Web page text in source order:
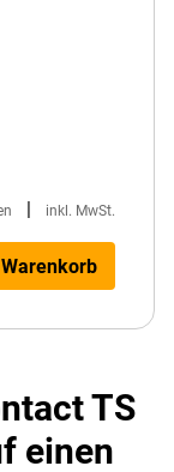
| inkl. MwSt.
TS
einen